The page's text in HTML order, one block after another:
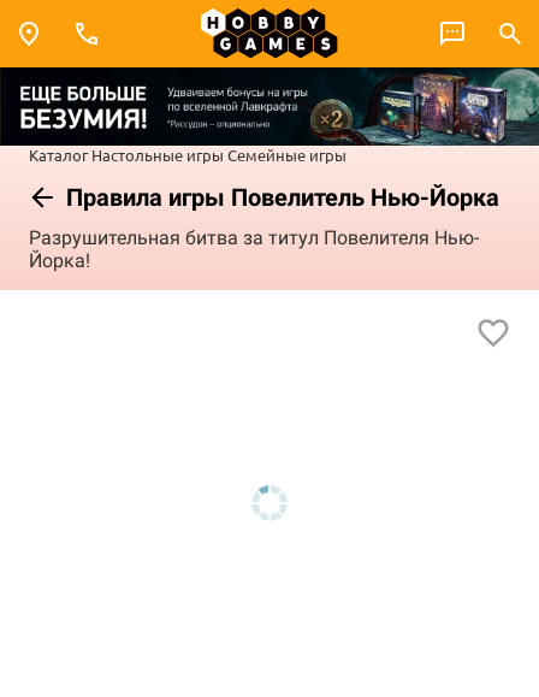
Каталог Настольные игры Семейные игры
Правила игры Повелитель Нью-Йорка
Разрушительная битва за титул Повелителя Нью-
Йорка!